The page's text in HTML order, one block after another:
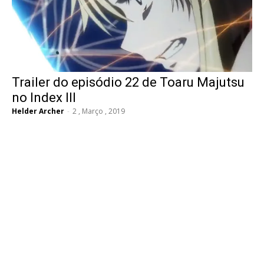
Trailer do episódio 22 de Toaru Majutsu
no Index III
Helder Archer - 2 , Março , 2019